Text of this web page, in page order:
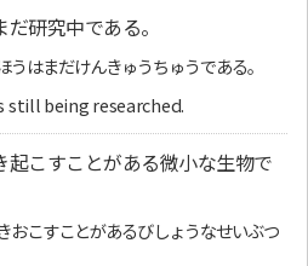
研究中である。
はまだけんきゅうちゅうである。
still being researched.
起こすことがある微小な生物で
おこすことがあるびしょうなせいぶつ